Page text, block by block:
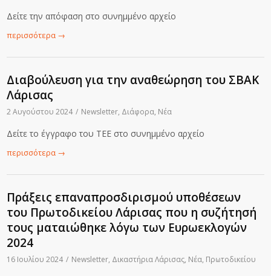
Δείτε την απόφαση στο συνημμένο αρχείο
περισσότερα →
Διαβούλευση για την αναθεώρηση του ΣΒΑΚ
Λάρισας
2 Αυγούστου 2024 / Newsletter, Διάφορα, Νέα
Δείτε το έγγραφο του ΤΕΕ στο συνημμένο αρχείο
περισσότερα →
Πράξεις επαναπροσδιρισμού υποθέσεων
του Πρωτοδικείου Λάρισας που η συζήτησή
τους ματαιώθηκε λόγω των Ευρωεκλογών
2024
16 Ιουλίου 2024 / Newsletter, Δικαστήρια Λάρισας, Νέα, Πρωτοδικείου